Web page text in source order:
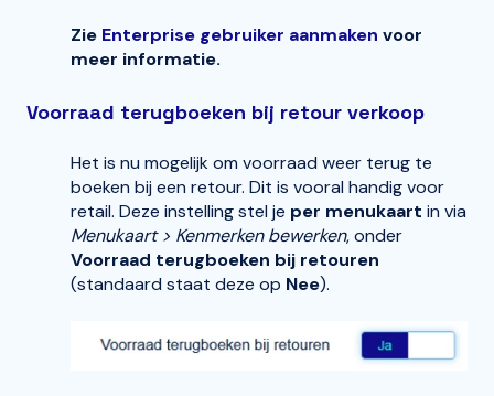
Zie Enterprise gebruiker aanmaken voor
meer informatie.
Voorraad terugboeken bij retour verkoop
Het is nu mogelijk om voorraad weer terug te
boeken bij een retour. Dit is vooral handig voor
retail. Deze instelling stel je per menukaart in via
Menukaart > Kenmerken bewerken, onder
Voorraad terugboeken bij retouren
(standaard staat deze op Nee).